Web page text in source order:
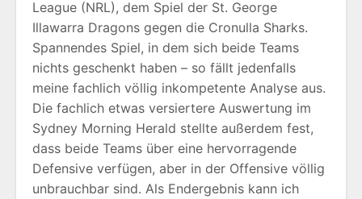
League (NRL), dem Spiel der St. George
Illawarra Dragons gegen die Cronulla Sharks.
Spannendes Spiel, in dem sich beide Teams
nichts geschenkt haben – so fällt jedenfalls
meine fachlich völlig inkompetente Analyse aus.
Die fachlich etwas versiertere Auswertung im
Sydney Morning Herald stellte außerdem fest,
dass beide Teams über eine hervorragende
Defensive verfügen, aber in der Offensive völlig
unbrauchbar sind. Als Endergebnis kann ich